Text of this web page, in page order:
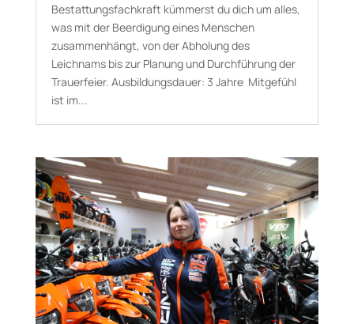
Bestattungsfachkraft kümmerst du dich um alles,
was mit der Beerdigung eines Menschen
zusammenhängt, von der Abholung des
Leichnams bis zur Planung und Durchführung der
Trauerfeier. Aus­bildungs­dauer: 3 Jahre Mitgefühl
ist im...